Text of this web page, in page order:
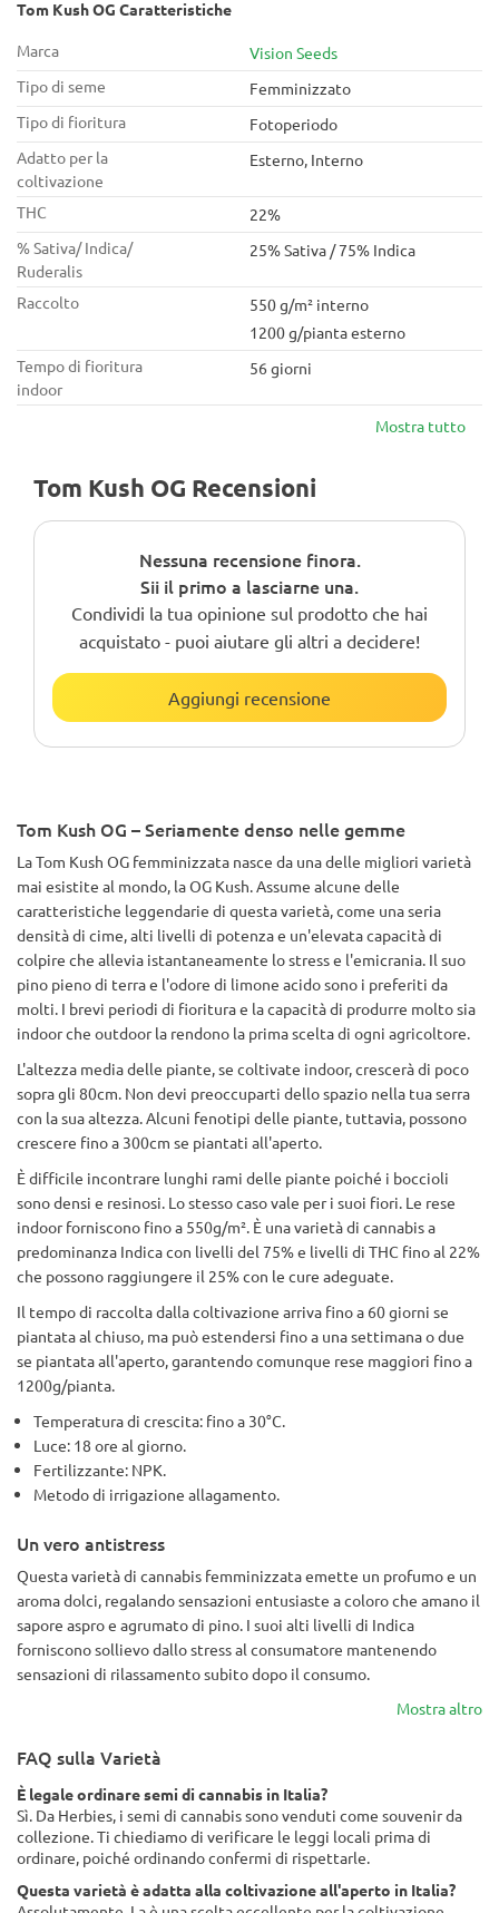
Tom Kush OG Caratteristiche
Marca
Vision Seeds
Tipo di seme
Femminizzato
Tipo di fioritura
Fotoperiodo
Adatto per la
coltivazione
Esterno, Interno
THC
22%
% Sativa/ Indica/
Ruderalis
25% Sativa / 75% Indica
Raccolto
550 g/m² interno
1200 g/pianta esterno
Tempo di fioritura
indoor
56 giorni
Mostra tutto
Tom Kush OG Recensioni
Nessuna recensione finora.
Sii il primo a lasciarne una.
Condividi la tua opinione sul prodotto che hai
acquistato - puoi aiutare gli altri a decidere!
Aggiungi recensione
Tom Kush OG – Seriamente denso nelle gemme
La Tom Kush OG femminizzata nasce da una delle migliori varietà
mai esistite al mondo, la OG Kush. Assume alcune delle
caratteristiche leggendarie di questa varietà, come una seria
densità di cime, alti livelli di potenza e un'elevata capacità di
colpire che allevia istantaneamente lo stress e l'emicrania. Il suo
pino pieno di terra e l'odore di limone acido sono i preferiti da
molti. I brevi periodi di fioritura e la capacità di produrre molto sia
indoor che outdoor la rendono la prima scelta di ogni agricoltore.
L'altezza media delle piante, se coltivate indoor, crescerà di poco
sopra gli 80cm. Non devi preoccuparti dello spazio nella tua serra
con la sua altezza. Alcuni fenotipi delle piante, tuttavia, possono
crescere fino a 300cm se piantati all'aperto.
È difficile incontrare lunghi rami delle piante poiché i boccioli
sono densi e resinosi. Lo stesso caso vale per i suoi fiori. Le rese
indoor forniscono fino a 550g/m². È una varietà di cannabis a
predominanza Indica con livelli del 75% e livelli di THC fino al 22%
che possono raggiungere il 25% con le cure adeguate.
Il tempo di raccolta dalla coltivazione arriva fino a 60 giorni se
piantata al chiuso, ma può estendersi fino a una settimana o due
se piantata all'aperto, garantendo comunque rese maggiori fino a
1200g/pianta.
Temperatura di crescita: fino a 30°C.
Luce: 18 ore al giorno.
Fertilizzante: NPK.
Metodo di irrigazione allagamento.
Un vero antistress
Questa varietà di cannabis femminizzata emette un profumo e un
aroma dolci, regalando sensazioni entusiaste a coloro che amano il
sapore aspro e agrumato di pino. I suoi alti livelli di Indica
forniscono sollievo dallo stress al consumatore mantenendo
sensazioni di rilassamento subito dopo il consumo.
Mostra altro
FAQ sulla Varietà
È legale ordinare semi di cannabis in Italia?
Sì. Da Herbies, i semi di cannabis sono venduti come souvenir da
collezione. Ti chiediamo di verificare le leggi locali prima di
ordinare, poiché ordinando confermi di rispettarle.
Questa varietà è adatta alla coltivazione all'aperto in Italia?